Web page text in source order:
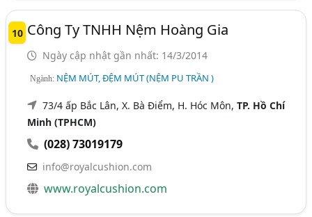
10 Công Ty TNHH Nệm Hoàng Gia
Ngày cập nhật gần nhất: 14/3/2014
Ngành: NỆM MÚT, ĐỆM MÚT (NỆM PU TRẦN )
73/4 ấp Bắc Lân, X. Bà Điểm, H. Hóc Môn,TP. Hồ Chí
Minh (TPHCM)
(028) 73019179
info@royalcushion.com
www.royalcushion.com